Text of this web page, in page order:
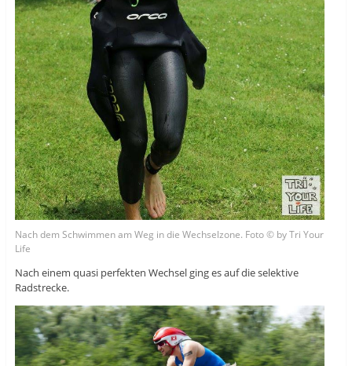
Nach dem Schwimmen am Weg in die Wechselzone. Foto © by Tri Your
Life
Nach einem quasi perfekten Wechsel ging es auf die selektive
Radstrecke.